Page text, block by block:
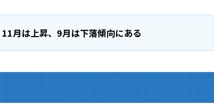
月は上昇、9月は下落傾向にある